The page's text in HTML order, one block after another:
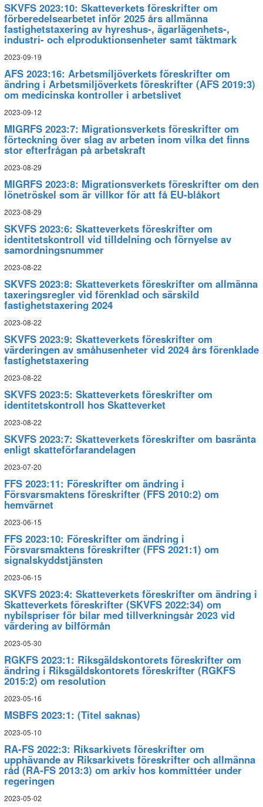
SKVFS 2023:10: Skatteverkets föreskrifter om
förberedelsearbetet inför 2025 års allmänna
fastighetstaxering av hyreshus-, ägarlägenhets-,
industri- och elproduktionsenheter samt täktmark
2023-09-19
AFS 2023:16: Arbetsmiljöverkets föreskrifter om
ändring i Arbetsmiljöverkets föreskrifter (AFS 2019:3)
om medicinska kontroller i arbetslivet
2023-09-12
MIGRFS 2023:7: Migrationsverkets föreskrifter om
förteckning över slag av arbeten inom vilka det finns
stor efterfrågan på arbetskraft
2023-08-29
MIGRFS 2023:8: Migrationsverkets föreskrifter om den
lönetröskel som är villkor för att få EU-blåkort
2023-08-29
SKVFS 2023:6: Skatteverkets föreskrifter om
identitetskontroll vid tilldelning och förnyelse av
samordningsnummer
2023-08-22
SKVFS 2023:8: Skatteverkets föreskrifter om allmänna
taxeringsregler vid förenklad och särskild
fastighetstaxering 2024
2023-08-22
SKVFS 2023:9: Skatteverkets föreskrifter om
värderingen av småhusenheter vid 2024 års förenklade
fastighetstaxering
2023-08-22
SKVFS 2023:5: Skatteverkets föreskrifter om
identitetskontroll hos Skatteverket
2023-08-22
SKVFS 2023:7: Skatteverkets föreskrifter om basränta
enligt skatteförfarandelagen
2023-07-20
FFS 2023:11: Föreskrifter om ändring i
Försvarsmaktens föreskrifter (FFS 2010:2) om
hemvärnet
2023-06-15
FFS 2023:10: Föreskrifter om ändring i
Försvarsmaktens föreskrifter (FFS 2021:1) om
signalskyddstjänsten
2023-06-15
SKVFS 2023:4: Skatteverkets föreskrifter om ändring i
Skatteverkets föreskrifter (SKVFS 2022:34) om
nybilspriser för bilar med tillverkningsår 2023 vid
värdering av bilförmån
2023-05-30
RGKFS 2023:1: Riksgäldskontorets föreskrifter om
ändring i Riksgäldskontorets föreskrifter (RGKFS
2015:2) om resolution
2023-05-16
MSBFS 2023:1: (Titel saknas)
2023-05-10
RA-FS 2022:3: Riksarkivets föreskrifter om
upphävande av Riksarkivets föreskrifter och allmänna
råd (RA-FS 2013:3) om arkiv hos kommittéer under
regeringen
2023-05-02